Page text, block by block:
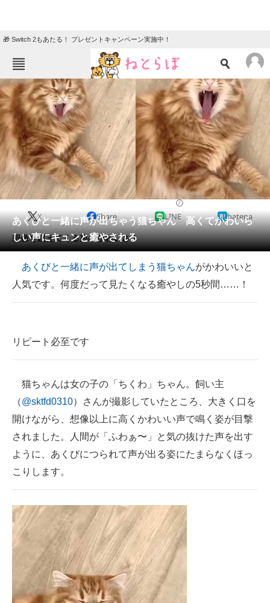
🎁 Switch 2もあたる！ プレゼントキャンペーン実施中！
ねとらぼメニュー
TOP ニュース
エンタメ クイズ
グルメ 地域
住まい 教育・育児
動物 リサーチ
会員記事
メディア
注目記事を集めた総合ページ
進化するPCとデバイスの未来
ビジネスと働き方のヒント
AI活用のいまが分かる
企業ITのトレンドを詳説
経営リーダーのコミュニティ
マーケ×ITの今がよく分かる
ITエンジニア向け専門サイト
企業向けIT製品の総合サイト
IT製品の技術・比較・事例
あくびと一緒に声が出ちゃう猫ちゃん 高くてかわいら
しい声にキュンと癒やされる
X Share LINE hatena
想像を超えてくる声のかわいさ！
あくびと一緒に声が出てしまう猫ちゃんがかわいいと
人気です。何度だって見たくなる癒やしの5秒間……！
リピート必至です
猫ちゃんは女の子の「ちくわ」ちゃん。飼い主
（@sktfd0310）さんが撮影していたところ、大きく口を
開けながら、想像以上に高くかわいい声で鳴く姿が目撃
されました。人間が「ふわぁ〜」と気の抜けた声を出す
ように、あくびにつられて声が出る姿にたまらなくほっ
こりします。